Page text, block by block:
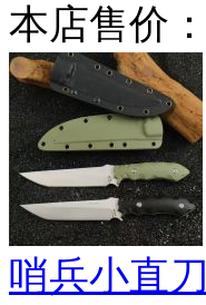
本店售价：
哨兵小直刀